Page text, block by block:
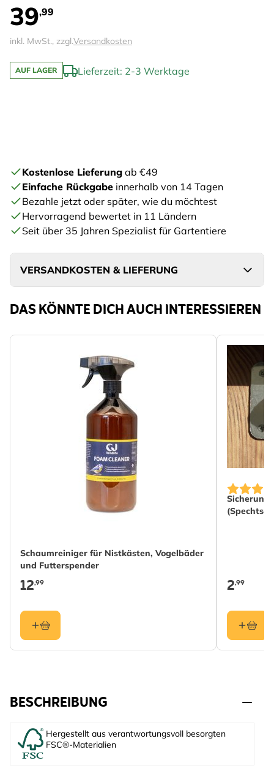
39,99
inkl. MwSt., zzgl.Versandkosten
AUF LAGER Lieferzeit: 2-3 Werktage
Kostenlose Lieferung ab €49
Einfache Rückgabe innerhalb von 14 Tagen
Bezahle jetzt oder später, wie du möchtest
Hervorragend bewertet in 11 Ländern
Seit über 35 Jahren Spezialist für Gartentiere
VERSANDKOSTEN & LIEFERUNG
DAS KÖNNTE DICH AUCH INTERESSIEREN
Schaumreiniger für Nistkästen, Vogelbäder
und Futterspender
12,99 2,99
BESCHREIBUNG
Hergestellt aus verantwortungsvoll besorgten
FSC®-Materialien